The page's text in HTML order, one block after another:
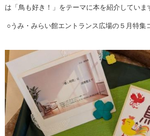
は「鳥も好き！」をテーマに本を紹介していま
○うみ・みらい館エントランス広場の５月特集